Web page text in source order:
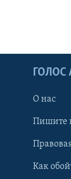
ГОЛОС
О нас
Пишите
Как